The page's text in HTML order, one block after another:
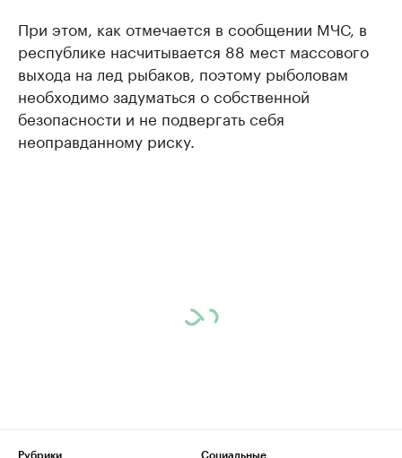
При этом, как отмечается в сообщении МЧС, в
республике насчитывается 88 мест массового
выхода на лед рыбаков, поэтому рыболовам
необходимо задуматься о собственной
безопасности и не подвергать себя
неоправданному риску.
Рубрики
Социальные